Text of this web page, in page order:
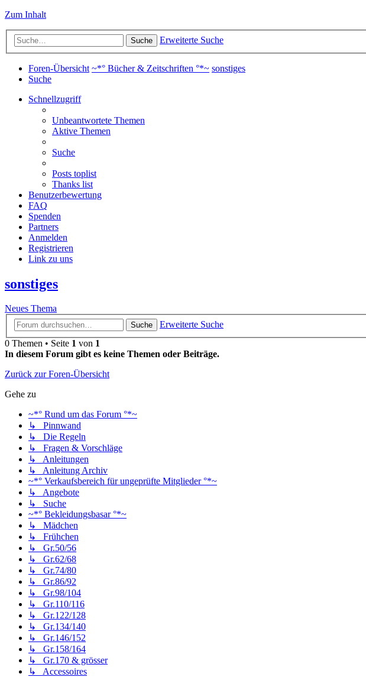
Zum Inhalt
Suche Erweiterte Suche
Foren-Übersicht ~*° Bücher & Zeitschriften °*~ sonstiges
Suche
Schnellzugriff
Unbeantwortete Themen
Aktive Themen
Suche
Posts toplist
Thanks list
Benutzerbewertung
FAQ
Spenden
Partners
Anmelden
Registrieren
Link zu uns
sonstiges
Neues Thema
Suche
Erweiterte Suche
0 Themen • Seite 1 von 1
In diesem Forum gibt es keine Themen oder Beiträge.
Zurück zur Foren-Übersicht
Gehe zu
~*° Rund um das Forum °*~
↳ Pinnwand
↳ Die Regeln
↳ Fragen & Vorschläge
↳ Anleitungen
↳ Anleitung Archiv
~*° Verkaufsbereich für ungeprüfte Mitglieder °*~
↳ Angebote
↳ Suche
~*° Bekleidungsbasar °*~
↳ Mädchen
↳ Frühchen
↳ Gr.50/56
↳ Gr.62/68
↳ Gr.74/80
↳ Gr.86/92
↳ Gr.98/104
↳ Gr.110/116
↳ Gr.122/128
↳ Gr.134/140
↳ Gr.146/152
↳ Gr.158/164
↳ Gr.170 & grösser
↳ Accessoires